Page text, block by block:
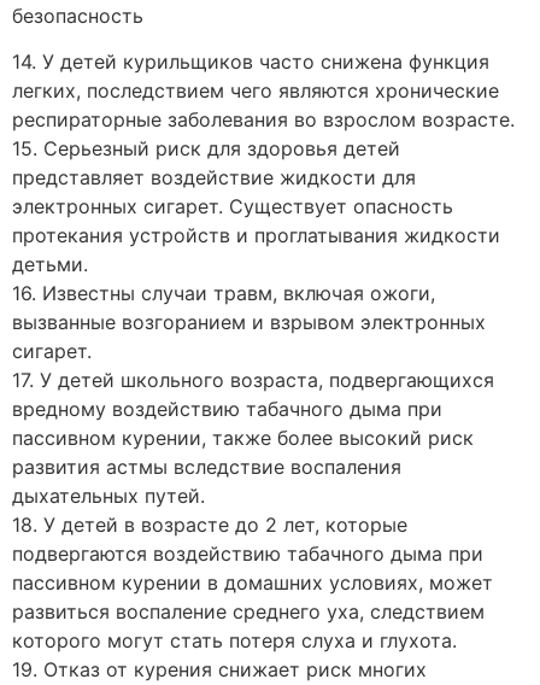
безопасность
14. У детей курильщиков часто снижена функция
легких, последствием чего являются хронические
респираторные заболевания во взрослом возрасте.
15. Серьезный риск для здоровья детей
представляет воздействие жидкости для
электронных сигарет. Существует опасность
протекания устройств и проглатывания жидкости
детьми.
16. Известны случаи травм, включая ожоги,
вызванные возгоранием и взрывом электронных
сигарет.
17. У детей школьного возраста, подвергающихся
вредному воздействию табачного дыма при
пассивном курении, также более высокий риск
развития астмы вследствие воспаления
дыхательных путей.
18. У детей в возрасте до 2 лет, которые
подвергаются воздействию табачного дыма при
пассивном курении в домашних условиях, может
развиться воспаление среднего уха, следствием
которого могут стать потеря слуха и глухота.
19. Отказ от курения снижает риск многих